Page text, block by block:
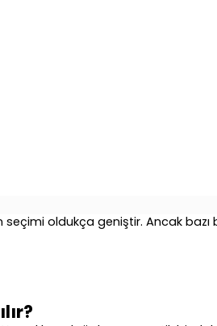
seçimi oldukça geniştir. Ancak